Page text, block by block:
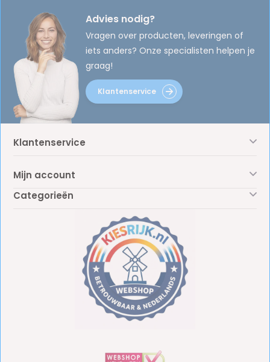
Advies nodig?
Vragen over producten, leveringen of
iets anders? Onze specialisten helpen je
graag!
Klantenservice
Klantenservice
Mijn account
Categorieën